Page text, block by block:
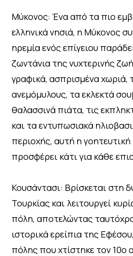
Μύκονος: Ένα από τα πιο
ελληνικά νησιά, η Μύκονος
ηρεμία ενός επίγειου
ζωντάνια της νυχτερινής
γραφικά, ασπρισμένα χωριά,
ανεμόμυλους, τα εκλεκτά
θαλασσινά πιάτα, τις
και τα εντυπωσιακά
περιοχής, αυτή η
προσφέρει κάτι για κάθε
Κουσάντασι: Βρίσκεται στη
Τουρκίας και λειτουργεί
πόλη, αποτελώντας
ιστορικά ερείπια της
πόλης που χτίστηκε τον 10ο